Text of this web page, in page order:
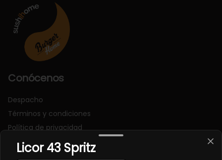
Conócenos
Despacho
Términos y condiciones
Política de privacidad
Redes sociales
Licor 43 Spritz